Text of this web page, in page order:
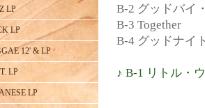
LP
LP
12' & LP
LP
LP
B-2 グッドバイ
B-3 Together
B-4 グッドナイ
♪ B-1 リトル・